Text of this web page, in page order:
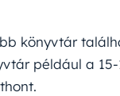
könyvtár
például a